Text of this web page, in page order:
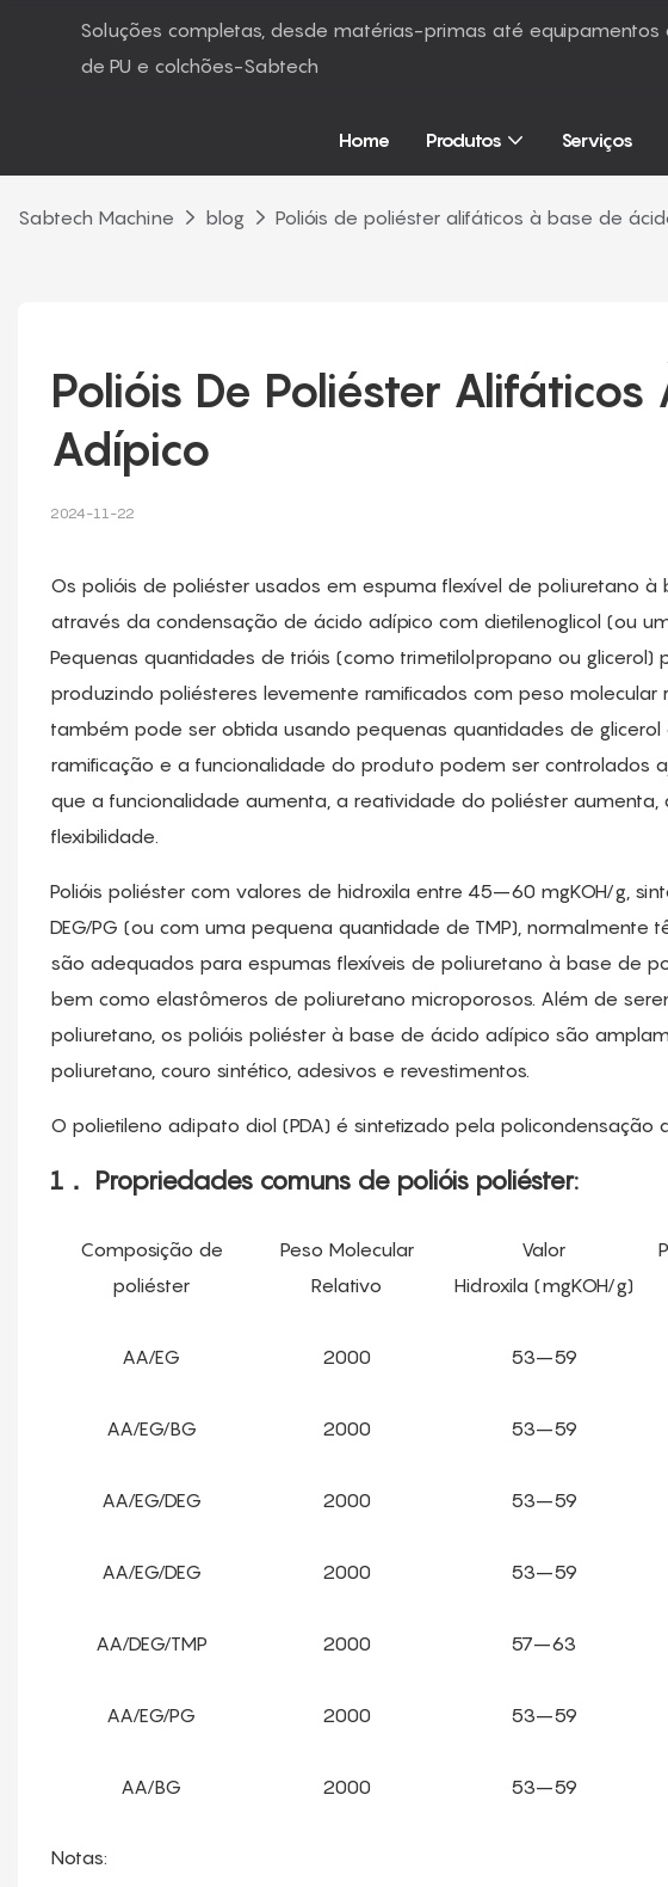
Soluções completas, desde matérias-primas até
de PU e colchões-Sabtech
Home Produtos Serviços
Sabtech Machine blog Polióis de poliéster alifáticos à base de
Polióis De Poliéster Alifáticos
Adípico
2024-11-22
Os polióis de poliéster usados ​​em espuma flexível de poliuretano
através da condensação de ácido adípico com dietilenoglicol (ou
Pequenas quantidades de trióis (como trimetilolpropano ou glicerol)
produzindo poliésteres levemente ramificados com peso
também pode ser obtida usando pequenas quantidades de
ramificação e a funcionalidade do produto podem ser controlados
que a funcionalidade aumenta, a reatividade do poliéster
flexibilidade.
Polióis poliéster com valores de hidroxila entre 45–60 mgKOH/g,
DEG/PG (ou com uma pequena quantidade de TMP), normalmente
são adequados para espumas flexíveis de poliuretano à base de
bem como elastômeros de poliuretano microporosos. Além de
poliuretano, os polióis poliéster à base de ácido adípico são
poliuretano, couro sintético, adesivos e revestimentos.
O polietileno adipato diol (PDA) é sintetizado pela policondensação
1． Propriedades comuns de polióis poliéster:
Composição de
poliéster
Peso Molecular
Relativo
Valor
Hidroxila (mgKOH/g)
AA/EG 2000 53–59
AA/EG/BG 2000 53–59
AA/EG/DEG 2000 53–59
AA/EG/DEG 2000 53–59
AA/DEG/TMP 2000 57–63
AA/EG/PG 2000 53–59
AA/BG 2000 53–59
Notas: